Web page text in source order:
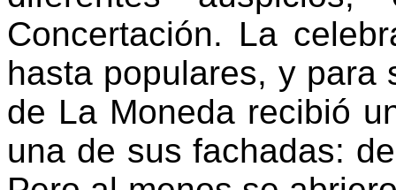
Concertación. La
hasta populares, y para
de La Moneda recibió
una de sus fachadas: